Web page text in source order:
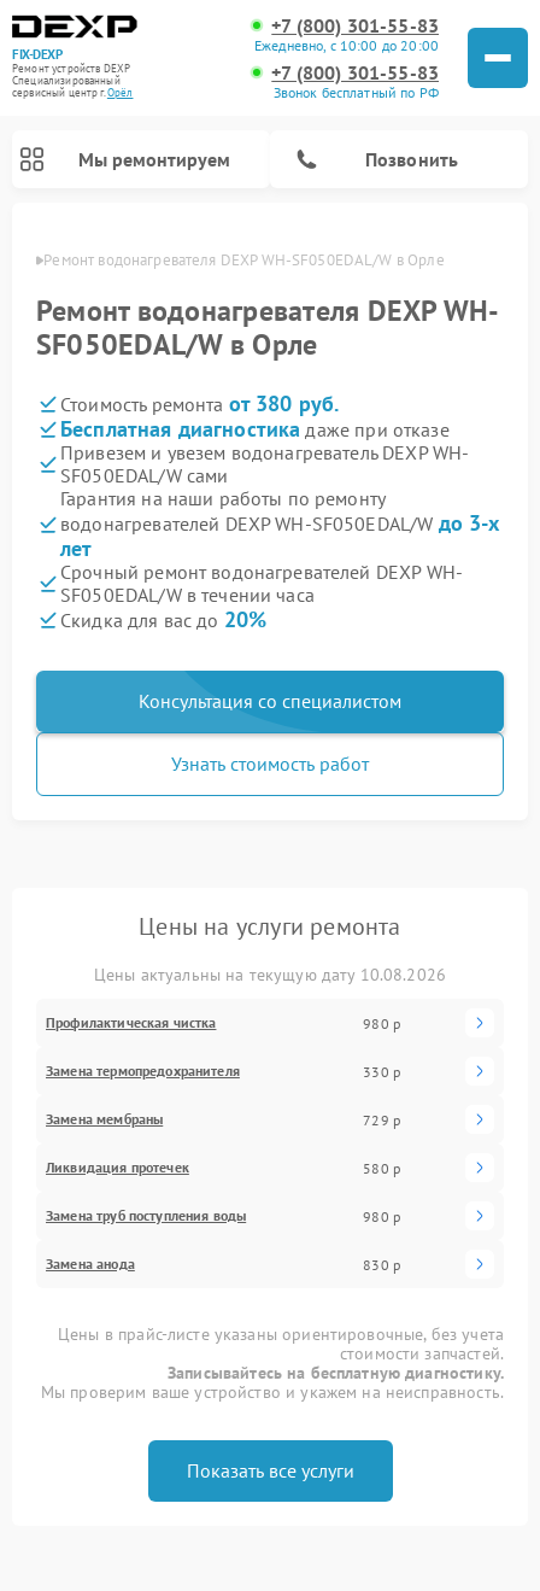
FIX-DEXP
Ремонт устройств DEXP
Специализированный
cервисный центр г.Орёл
+7 (800) 301-55-83
Ежедневно, с 10:00 до 20:00
+7 (800) 301-55-83
Звонок бесплатный по РФ
Мы ремонтируем Позвонить
Орле Ремонт водонагревателя DEXP WH-SF050EDAL/W в Орле
Ремонт водонагревателя DEXP WH-
SF050EDAL/W в Орле
Стоимость ремонта от 380 руб.
Бесплатная диагностика даже при отказе
Привезем и увезем водонагреватель DEXP WH-
SF050EDAL/W сами
Гарантия на наши работы по ремонту
водонагревателей DEXP WH-SF050EDAL/W до 3-х
лет
Срочный ремонт водонагревателей DEXP WH-
SF050EDAL/W в течении часа
Скидка для вас до 20%
Консультация со специалистом
Узнать стоимость работ
Цены на услуги ремонта
Цены актуальны на текущую дату 10.08.2026
Профилактическая чистка 980 р
Замена термопредохранителя 330 р
Замена мембраны 729 р
Ликвидация протечек 580 р
Замена труб поступления воды 980 р
Замена анода 830 р
Цены в прайс-листе указаны ориентировочные, без учета
стоимости запчастей.
Записывайтесь на бесплатную диагностику.
Мы проверим ваше устройство и укажем на неисправность.
Показать все услуги